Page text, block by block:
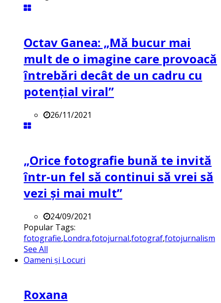
Octav Ganea: „Mă bucur mai
mult de o imagine care provoacă
întrebări decât de un cadru cu
potenţial viral”
26/11/2021
„Orice fotografie bună te invită
într-un fel să continui să vrei să
vezi și mai mult”
24/09/2021
Popular Tags:
fotografie,Londra,fotojurnal,fotograf,fotojurnalism
See All
Oameni și Locuri
Roxana